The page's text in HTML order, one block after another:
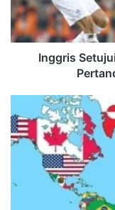
Inggris